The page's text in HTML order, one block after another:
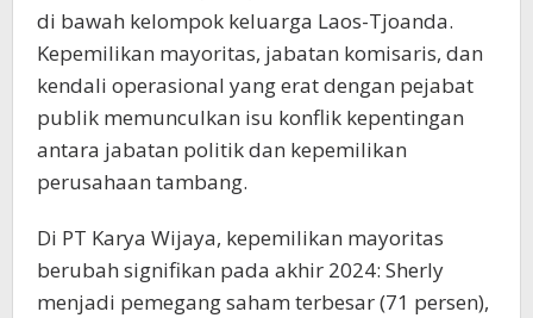
di bawah kelompok keluarga Laos-Tjoanda.
Kepemilikan mayoritas, jabatan komisaris, dan
kendali operasional yang erat dengan pejabat
publik memunculkan isu konflik kepentingan
antara jabatan politik dan kepemilikan
perusahaan tambang.
Di PT Karya Wijaya, kepemilikan mayoritas
berubah signifikan pada akhir 2024: Sherly
menjadi pemegang saham terbesar (71 persen),